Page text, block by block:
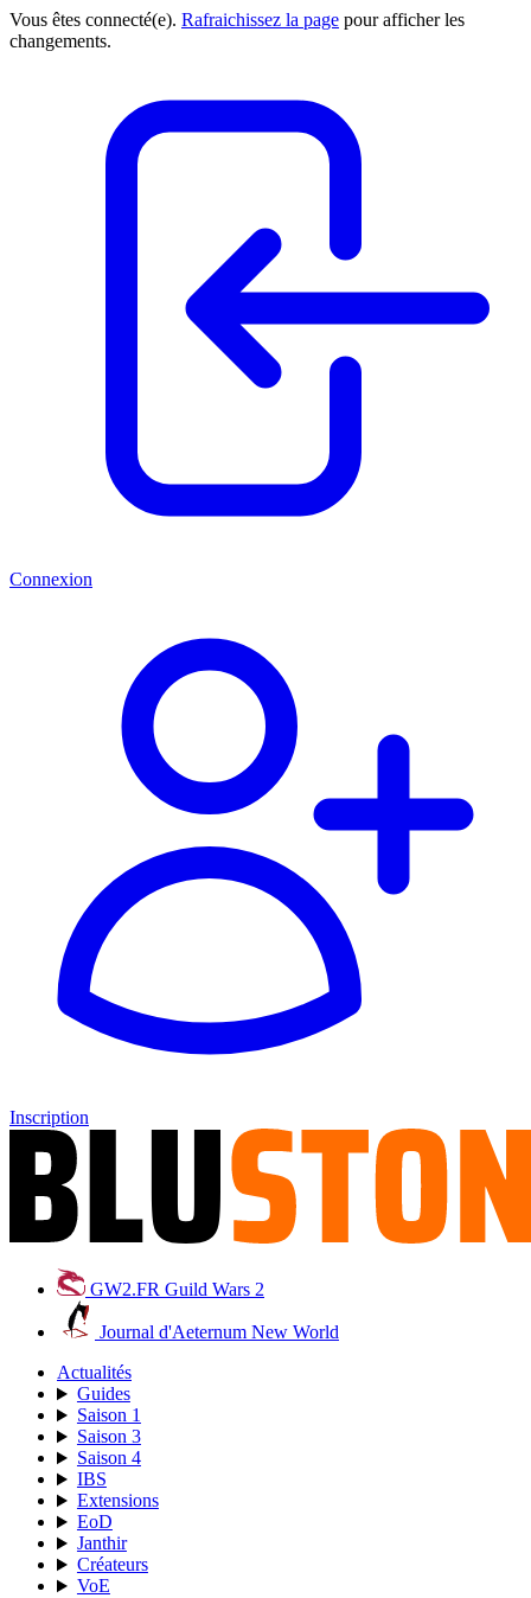
Vous êtes connecté(e). Rafraichissez la page pour afficher les
changements.
Connexion
Inscription
GW2.FR Guild Wars 2
Journal d'Aeternum New World
Actualités
Guides
Saison 1
Saison 3
Saison 4
IBS
Extensions
EoD
Janthir
Créateurs
VoE